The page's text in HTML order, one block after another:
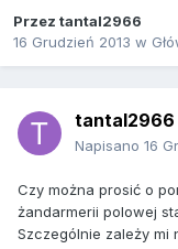
Przez tantal2966
16 Grudzień 2013 w
tantal2966
Napisano 16
Czy można prosić o
żandarmerii polowej
Szczególnie zależy mi